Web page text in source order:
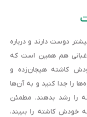
دوست دارند و درباره
هم همین است که
کاشته هیجان‌زده و
را جدا کنید و به آن‌ها
را رشد بدهند. مطمئن
خودش کاشته را ببیند،